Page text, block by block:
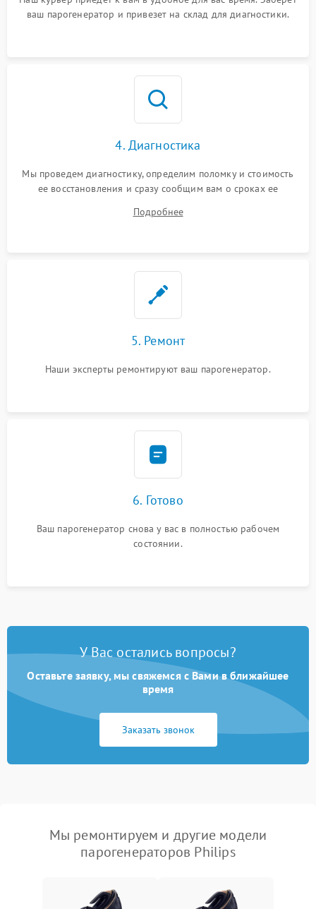
ваш парогенератор и привезет на склад для диагностики.
4. Диагностика
Мы проведем диагностику, определим поломку и стоимость
ее восстановления и сразу сообщим вам о сроках ее
Подробнее
5. Ремонт
Наши эксперты ремонтируют ваш парогенератор.
6. Готово
Ваш парогенератор снова у вас в полностью рабочем
состоянии.
У Вас остались вопросы?
Оставьте заявку, мы свяжемся с Вами в ближайшее
время
Заказать звонок
Мы ремонтируем и другие модели
парогенераторов Philips